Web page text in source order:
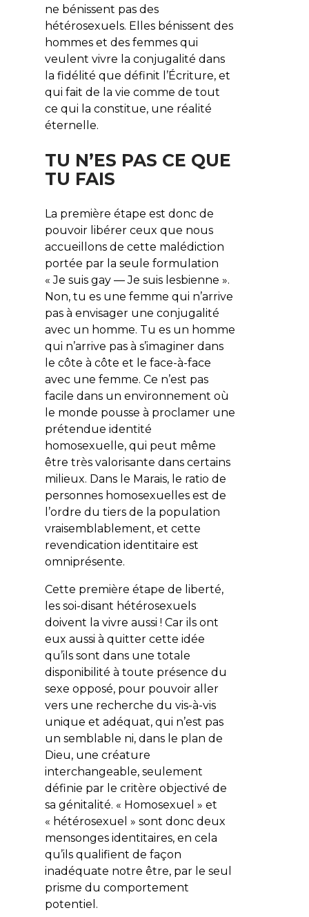
ne bénissent pas des
hétérosexuels. Elles bénissent des
hommes et des femmes qui
veulent vivre la conjugalité dans
la fidélité que définit l’Écriture, et
qui fait de la vie comme de tout
ce qui la constitue, une réalité
éternelle.
TU N’ES PAS CE QUE
TU FAIS
La première étape est donc de
pouvoir libérer ceux que nous
accueillons de cette malédiction
portée par la seule formulation
« Je suis gay — Je suis lesbienne ».
Non, tu es une femme qui n’arrive
pas à envisager une conjugalité
avec un homme. Tu es un homme
qui n’arrive pas à s’imaginer dans
le côte à côte et le face-à-face
avec une femme. Ce n’est pas
facile dans un environnement où
le monde pousse à proclamer une
prétendue identité
homosexuelle, qui peut même
être très valorisante dans certains
milieux. Dans le Marais, le ratio de
personnes homosexuelles est de
l’ordre du tiers de la population
vraisemblablement, et cette
revendication identitaire est
omniprésente.
Cette première étape de liberté,
les soi-disant hétérosexuels
doivent la vivre aussi ! Car ils ont
eux aussi à quitter cette idée
qu’ils sont dans une totale
disponibilité à toute présence du
sexe opposé, pour pouvoir aller
vers une recherche du vis-à-vis
unique et adéquat, qui n’est pas
un semblable ni, dans le plan de
Dieu, une créature
interchangeable, seulement
définie par le critère objectivé de
sa génitalité. « Homosexuel » et
« hétérosexuel » sont donc deux
mensonges identitaires, en cela
qu’ils qualifient de façon
inadéquate notre être, par le seul
prisme du comportement
potentiel.